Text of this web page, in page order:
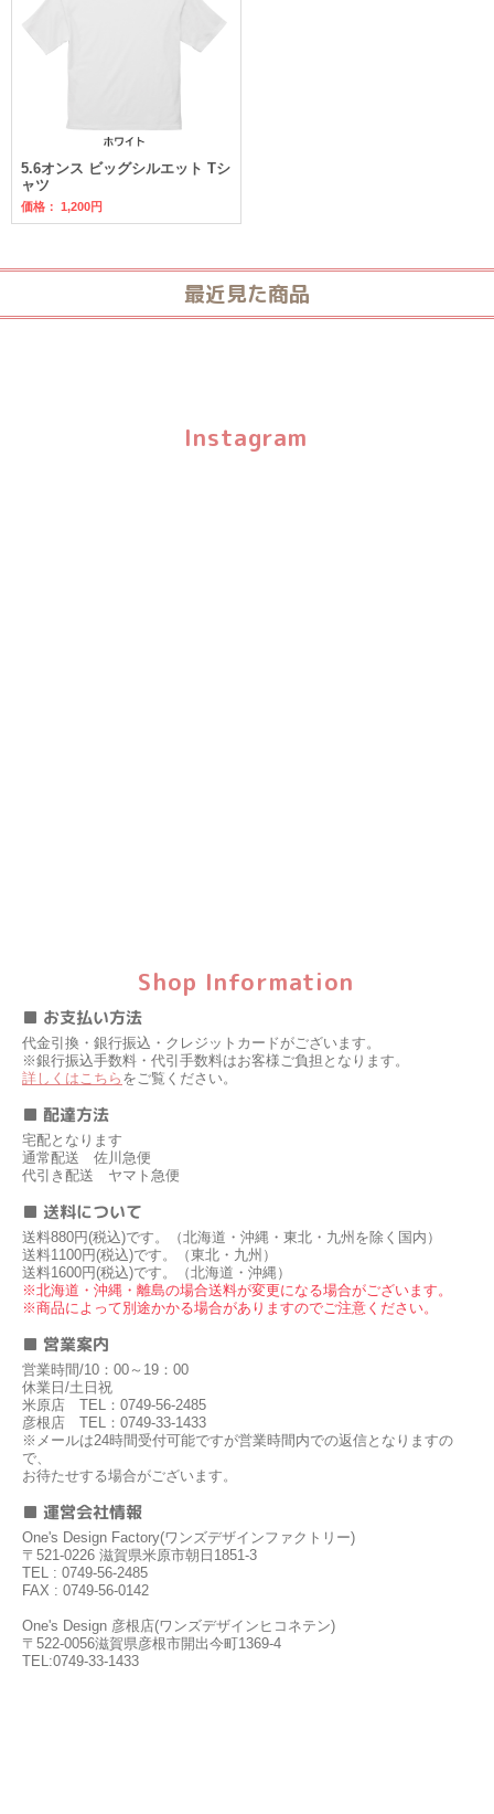
5.6オンス ビッグシルエット Tシ
ャツ
価格： 1,200円
最近見た商品
Instagram
Shop Information
■ お支払い方法
代金引換・銀行振込・クレジットカードがございます。
※銀行振込手数料・代引手数料はお客様ご負担となります。
詳しくはこちら をご覧ください。
■ 配達方法
宅配となります
通常配送 佐川急便
代引き配送 ヤマト急便
■ 送料について
送料880円(税込)です。（北海道・沖縄・東北・九州を除く国内）
送料1100円(税込)です。（東北・九州）
送料1600円(税込)です。（北海道・沖縄）
※北海道・沖縄・離島の場合送料が変更になる場合がございます。
※商品によって別途かかる場合がありますのでご注意ください。
■ 営業案内
営業時間/10：00～19：00
休業日/土日祝
米原店 TEL：0749-56-2485
彦根店 TEL：0749-33-1433
※メールは24時間受付可能ですが営業時間内での返信となりますの
で、
お待たせする場合がございます。
■ 運営会社情報
One's Design Factory(ワンズデザインファクトリー)
〒521-0226 滋賀県米原市朝日1851-3
TEL : 0749-56-2485
FAX : 0749-56-0142
One's Design 彦根店(ワンズデザインヒコネテン)
〒522-0056滋賀県彦根市開出今町1369-4
TEL:0749-33-1433